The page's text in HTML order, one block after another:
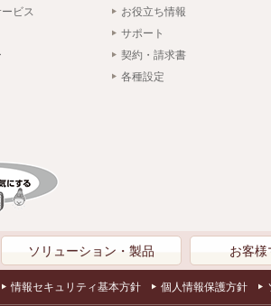
ビス
お役立ち情報
サポート
契約・請求書
各種設定
ソリューション・製品 お客様
情報セキュリティ基本方針 個人情報保護方針